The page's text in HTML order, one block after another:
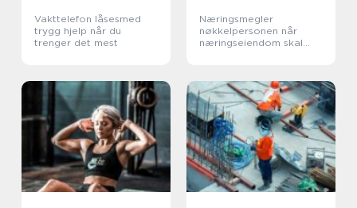
Vakttelefon låsesmed
trygg hjelp når du
trenger det mest
Næringsmegler
nøkkelpersonen når
næringseiendom skal